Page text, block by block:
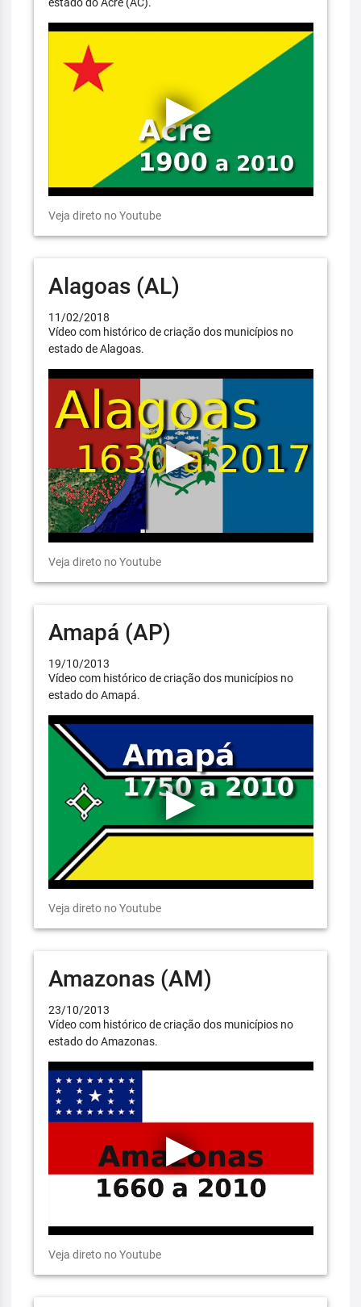
Veja direto no Youtube
Alagoas (AL)
11/02/2018
Vídeo com histórico de criação dos municípios no
estado de Alagoas.
Veja direto no Youtube
Amapá (AP)
19/10/2013
Vídeo com histórico de criação dos municípios no
estado do Amapá.
Veja direto no Youtube
Amazonas (AM)
23/10/2013
Vídeo com histórico de criação dos municípios no
estado do Amazonas.
Veja direto no Youtube